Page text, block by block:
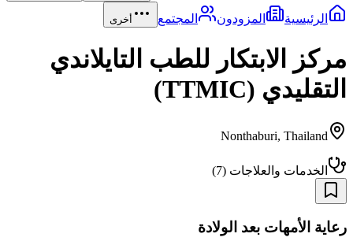
الرئيسية المزودون المجتمع أخرى
مركز الابتكار للطب التايلاندي
التقليدي (TTMIC)
Nonthaburi, Thailand
الخدمات والعلاجات (
7
)
رعاية الأمهات بعد الولادة